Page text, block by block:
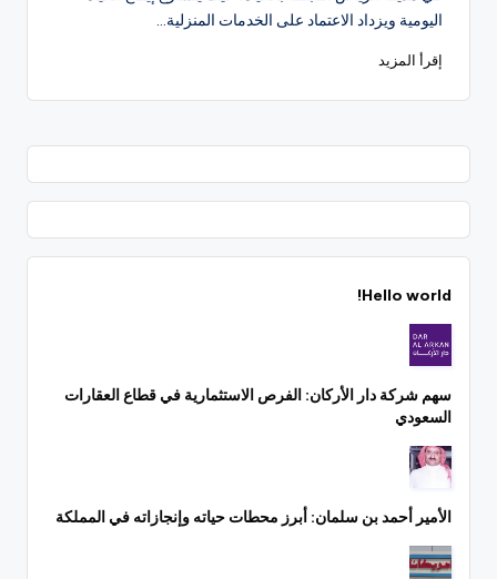
اليومية ويزداد الاعتماد على الخدمات المنزلية…
إقرأ المزيد
Hello world!
سهم شركة دار الأركان: الفرص الاستثمارية في قطاع العقارات
السعودي
الأمير أحمد بن سلمان: أبرز محطات حياته وإنجازاته في المملكة